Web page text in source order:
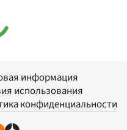
информация
использования
конфиденциальности